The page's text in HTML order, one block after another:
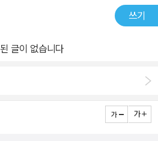
외우거나 하기엔 좀 부적합한 느낌?
짧고 많게 되어있어서 외우다가 중간
가지로 그것만 길게 말해도 IH AL 받았
가능일 것 같고거의 옆에 두고 참고로
쓰기
글이 없습니다